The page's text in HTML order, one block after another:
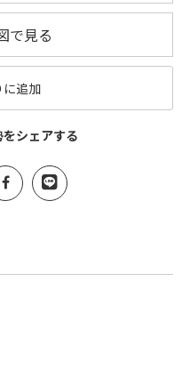
で見る
に追加
シェアする